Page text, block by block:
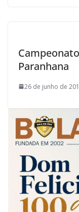
Paranhana
26 de junho de